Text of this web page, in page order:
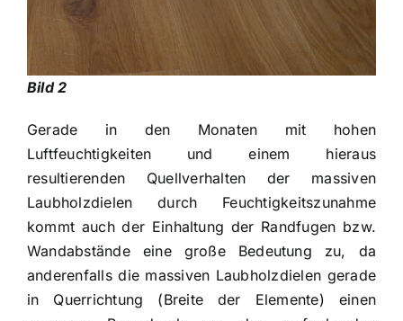
Bild 2
Gerade in den Monaten mit hohen
Luftfeuchtigkeiten und einem hieraus
resultierenden Quellverhalten der massiven
Laubholzdielen durch Feuchtigkeitszunahme
kommt auch der Einhaltung der Randfugen bzw.
Wandabstände eine große Bedeutung zu, da
anderenfalls die massiven Laubholzdielen gerade
in Querrichtung (Breite der Elemente) einen